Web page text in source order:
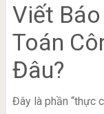
Viết
Toán
Đâu?
Đây là phần “thực